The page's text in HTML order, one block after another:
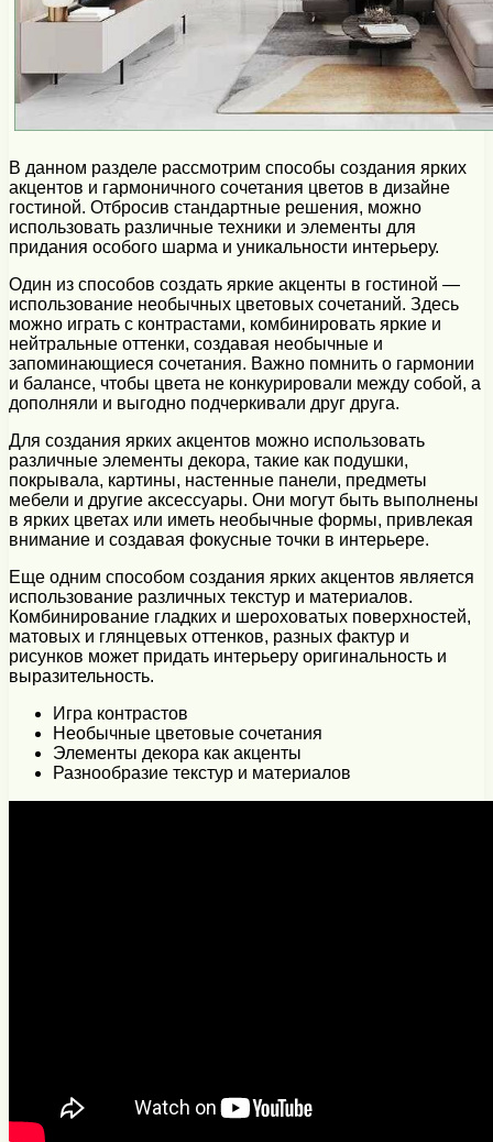
В данном разделе рассмотрим способы создания ярких
акцентов и гармоничного сочетания цветов в дизайне
гостиной. Отбросив стандартные решения, можно
использовать различные техники и элементы для
придания особого шарма и уникальности интерьеру.
Один из способов создать яркие акценты в гостиной —
использование необычных цветовых сочетаний. Здесь
можно играть с контрастами, комбинировать яркие и
нейтральные оттенки, создавая необычные и
запоминающиеся сочетания. Важно помнить о гармонии
и балансе, чтобы цвета не конкурировали между собой, а
дополняли и выгодно подчеркивали друг друга.
Для создания ярких акцентов можно использовать
различные элементы декора, такие как подушки,
покрывала, картины, настенные панели, предметы
мебели и другие аксессуары. Они могут быть выполнены
в ярких цветах или иметь необычные формы, привлекая
внимание и создавая фокусные точки в интерьере.
Еще одним способом создания ярких акцентов является
использование различных текстур и материалов.
Комбинирование гладких и шероховатых поверхностей,
матовых и глянцевых оттенков, разных фактур и
рисунков может придать интерьеру оригинальность и
выразительность.
Игра контрастов
Необычные цветовые сочетания
Элементы декора как акценты
Разнообразие текстур и материалов